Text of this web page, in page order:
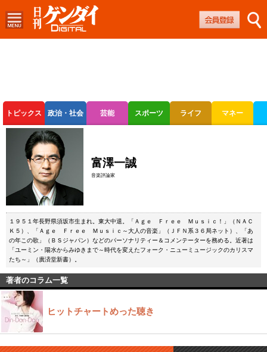
トピックス 政治・社会 芸能 スポーツ ライフ マネー
ボートレース
富澤一誠
音楽評論家
１９５１年長野県須坂市生まれ。東大中退。「Ａｇｅ Ｆｒｅｅ Ｍｕｓｉｃ！」（ＮＡＣ
Ｋ５）、「Ａｇｅ Ｆｒｅｅ Ｍｕｓｉｃ～大人の音楽」（ＪＦＮ系３６局ネット）、「あ
の年この歌」（ＢＳジャパン）などのパーソナリティー＆コメンテーターを務める。近著は
「ユーミン・陽水からみゆきまで～時代を変えたフォーク・ニューミュージックのカリスマ
たち～」（廣済堂新書）。
著者のコラム一覧
ヒットチャートめった聴き